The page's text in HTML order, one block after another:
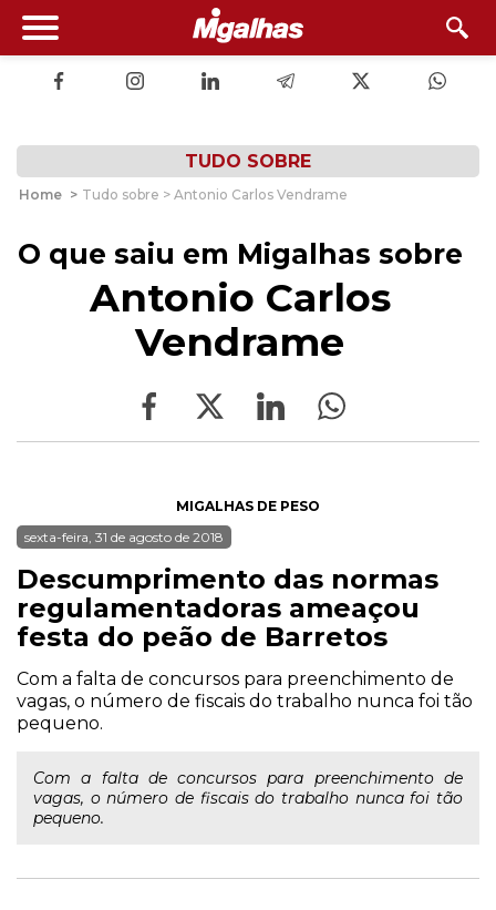
TUDO SOBRE
Home > Tudo sobre > Antonio Carlos Vendrame
O que saiu em Migalhas sobre
Antonio Carlos
Vendrame
MIGALHAS DE PESO
sexta-feira, 31 de agosto de 2018
Descumprimento das normas
regulamentadoras ameaçou
festa do peão de Barretos
Com a falta de concursos para preenchimento de
vagas, o número de fiscais do trabalho nunca foi tão
pequeno.
Com a falta de concursos para preenchimento de
vagas, o número de fiscais do trabalho nunca foi tão
pequeno.